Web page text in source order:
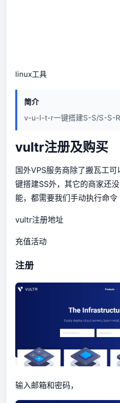
linux工具
简介
v-u-l-t-r一键搭建S-S/S-S-
vultr注册及购买
国外VPS服务商除了搬瓦工可
键搭建SS外，其它的商家还
能，都需要我们手动执行命令
vultr注册地址
充值活动
注册
输入邮箱和密码，